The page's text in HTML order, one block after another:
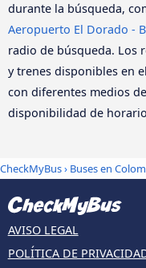
durante la búsqueda,
Aeropuerto El Dorado -
radio de búsqueda. Los
y trenes disponibles en
con diferentes medios
disponibilidad de
CheckMyBus› Buses en
AVISO LEGAL
POLÍTICA DE